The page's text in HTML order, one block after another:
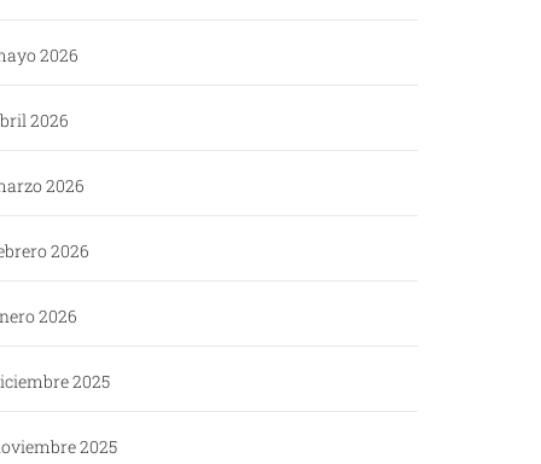
2026
2026
2026
2026
2026
2025
2025